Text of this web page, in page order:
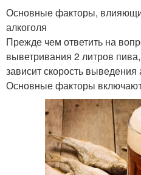
Основные факторы,
алкоголя
Прежде чем ответить на
выветривания 2 литров
зависит скорость выведения
Основные факторы